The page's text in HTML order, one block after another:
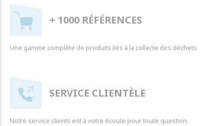
+ 1000 RÉFÉRENCES
Une gamme complète de produits liés à la collecte des déchets
SERVICE CLIENTÈLE
Notre service clients est à votre écoute pour toute question.